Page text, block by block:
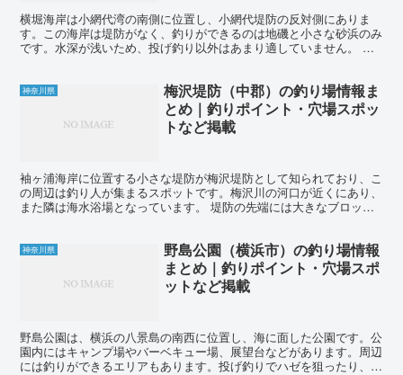
横堀海岸は小網代湾の南側に位置し、小網代堤防の反対側にありま
す。この海岸は堤防がなく、釣りができるのは地磯と小さな砂浜のみ
です。水深が浅いため、投げ釣り以外はあまり適していません。 海
神奈川県
梅沢堤防（中郡）の釣り場情報ま
とめ｜釣りポイント・穴場スポッ
トなど掲載
袖ヶ浦海岸に位置する小さな堤防が梅沢堤防として知られており、こ
の周辺は釣り人が集まるスポットです。梅沢川の河口が近くにあり、
また隣は海水浴場となっています。 堤防の先端には大きなブロック
神奈川県
野島公園（横浜市）の釣り場情報
まとめ｜釣りポイント・穴場スポ
ットなど掲載
野島公園は、横浜の八景島の南西に位置し、海に面した公園です。公
園内にはキャンプ場やバーベキュー場、展望台などがあります。周辺
には釣りができるエリアもあります。投げ釣りでハゼを狙ったり、ル